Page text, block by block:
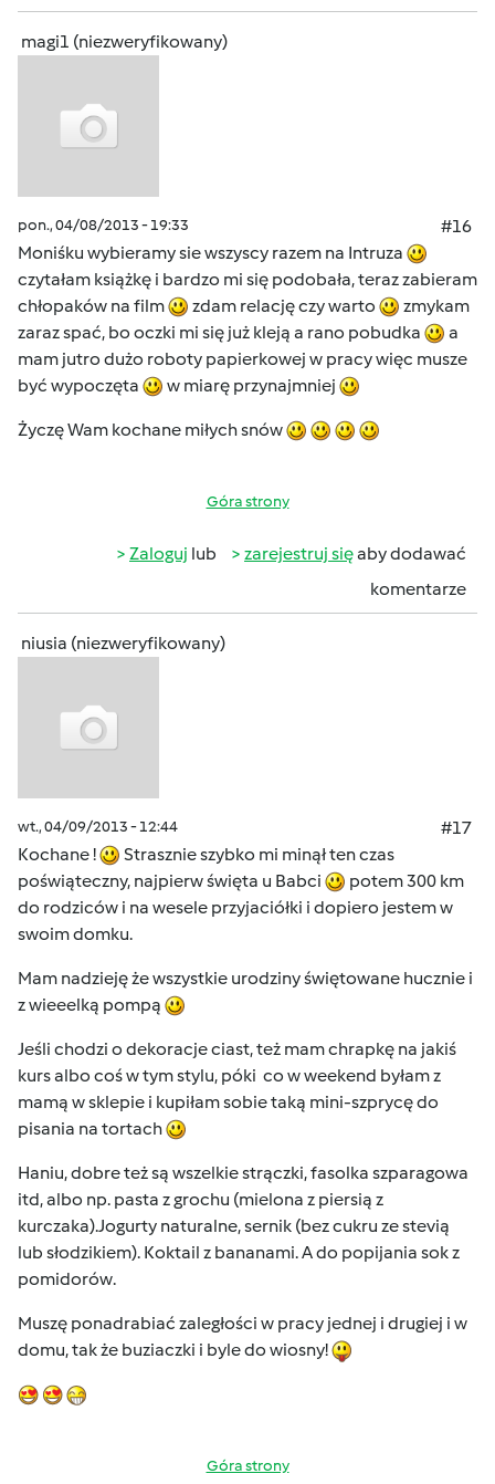
magi1 (niezweryfikowany)
pon., 04/08/2013 - 19:33
#16
Moniśku wybieramy sie wszyscy razem na Intruza
czytałam książkę i bardzo mi się podobała, teraz zabieram
chłopaków na film
zdam relację czy warto
zmykam
zaraz spać, bo oczki mi się już kleją a rano pobudka
a
mam jutro dużo roboty papierkowej w pracy więc musze
być wypoczęta
w miarę przynajmniej
Życzę Wam kochane miłych snów
Góra strony
Zaloguj lub zarejestruj sięaby dodawać
komentarze
niusia (niezweryfikowany)
wt., 04/09/2013 - 12:44
#17
Kochane !
Strasznie szybko mi minął ten czas
poświąteczny, najpierw święta u Babci
potem 300 km
do rodziców i na wesele przyjaciółki i dopiero jestem w
swoim domku.
Mam nadzieję że wszystkie urodziny świętowane hucznie i
z wieeelką pompą
Jeśli chodzi o dekoracje ciast, też mam chrapkę na jakiś
kurs albo coś w tym stylu, póki co w weekend byłam z
mamą w sklepie i kupiłam sobie taką mini-szprycę do
pisania na tortach
Haniu, dobre też są wszelkie strączki, fasolka szparagowa
itd, albo np. pasta z grochu (mielona z piersią z
kurczaka).Jogurty naturalne, sernik (bez cukru ze stevią
lub słodzikiem). Koktail z bananami. A do popijania sok z
pomidorów.
Muszę ponadrabiać zaległości w pracy jednej i drugiej i w
domu, tak że buziaczki i byle do wiosny!
Góra strony